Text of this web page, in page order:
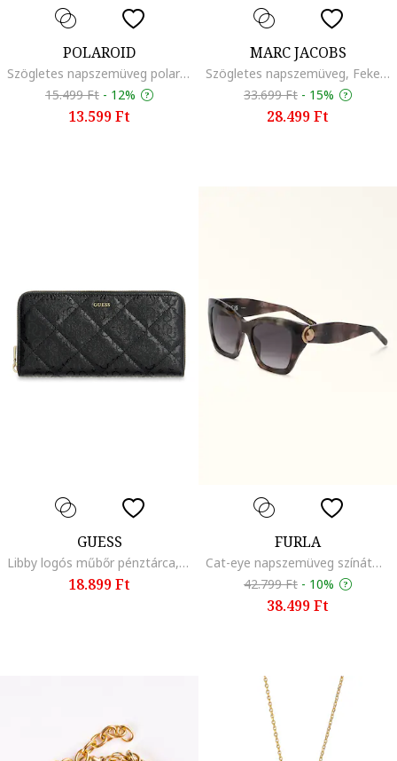
POLAROID
Szögletes napszemüveg polarizált lencsékkel, Aranyszín/Koptatott piros
15.499 Ft - 12%
13.599 Ft
MARC JACOBS
Szögletes napszemüveg, Fekete
33.699 Ft - 15%
28.499 Ft
GUESS
Libby logós műbőr pénztárca, Fekete
18.899 Ft
FURLA
Cat-eye napszemüveg színátmenetes lencsékkel, Barna/Szürke
42.799 Ft - 10%
38.499 Ft